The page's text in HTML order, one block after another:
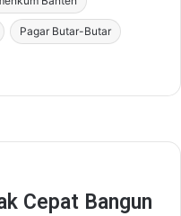
Pagar Butar-Butar